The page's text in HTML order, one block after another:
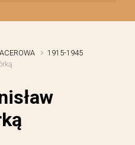
1915-1945